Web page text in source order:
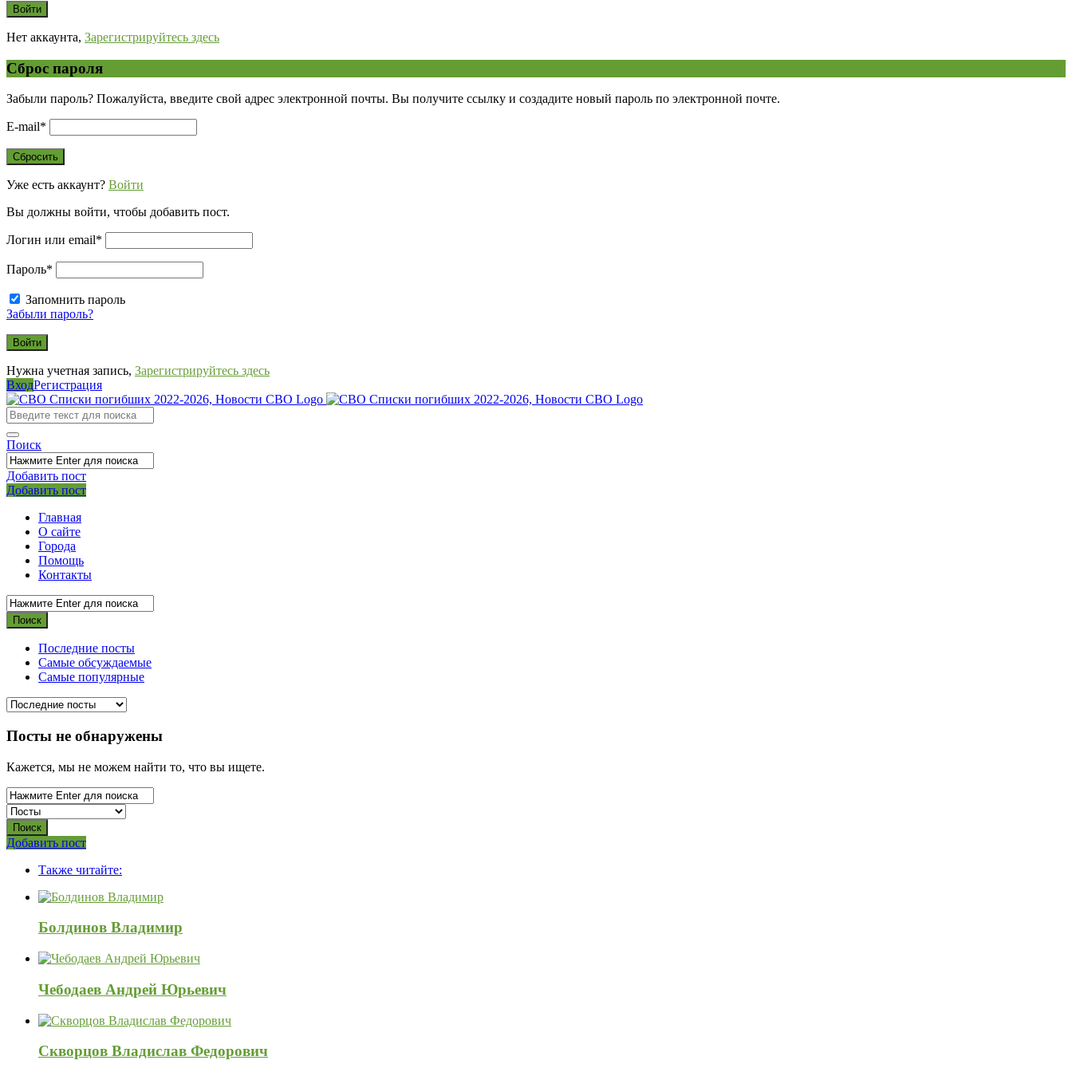
Нет аккаунта, Зарегистрируйтесь здесь
Сброс пароля
Забыли пароль? Пожалуйста, введите свой адрес электронной почты. Вы получите ссылку и создадите новый пароль по электронной почте.
E-mail*
Уже есть аккаунт? Войти
Вы должны войти, чтобы добавить пост.
Логин или email*
Пароль*
Запомнить пароль
Забыли пароль?
Нужна учетная запись, Зарегистрируйтесь здесь
ВходРегистрация
СВО
Списки
погибших
2022-
2026,
Новости
СВО
Поиск
Добавить пост
Мобильное
меню
Выйти
Добавить пост
Главная
О сайте
Города
Помощь
Контакты
Последние посты
Самые обсуждаемые
Самые популярные
Посты не обнаружены
Кажется, мы не можем найти то, что вы ищете.
Боковая
Добавить пост
120x600Также читайте:
Болдинов Владимир
Чебодаев Андрей Юрьевич
Скворцов Владислав Федорович